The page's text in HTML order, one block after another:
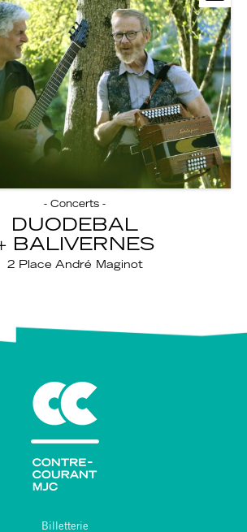
- Concerts -
DUODEBAL
BALIVERNES
2 Place André Maginot
Billetterie